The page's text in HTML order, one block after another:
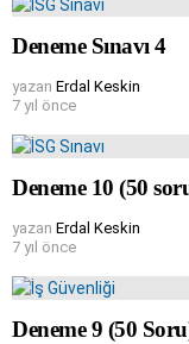
Deneme Sınavı 4
yazan Erdal Keskin
7 yıl önce
Deneme 10 (50
yazan Erdal Keskin
7 yıl önce
Deneme 9 (50